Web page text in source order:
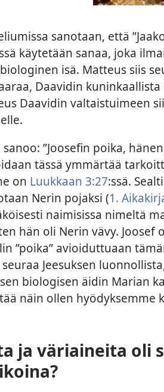
sanotaan, että
käytetään sanaa, joka
isä. Matteus siis
Daavidin
Daavidin valtaistuimeen
”Joosefin poika,
tässä ymmärtää
on Luukkaan 3:27:ssä.
Nerin pojaksi (1.
naimisissa nimeltä
hän oli Nerin vävy. Joosef
”poika” avioiduttuaan
Jeesuksen
biologisen äidin Marian
näin ollen hyödyksemme
ja väriaineita oli